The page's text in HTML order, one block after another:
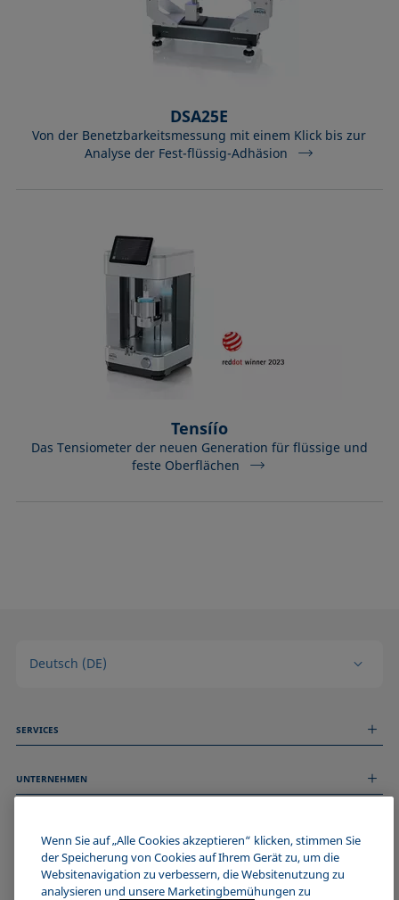
DSA25E
Von der Benetzbarkeitsmessung mit einem Klick bis zur
Analyse der Fest-flüssig-Adhäsion
Tensíío
Das Tensiometer der neuen Generation für flüssige und
feste Oberflächen
Deutsch (DE)
SERVICES
Technischer Service
UNTERNEHMEN
Stellenangebote
Events
Impressum
Datenschutzerklärung
WERDE TEIL DER KRÜSS COMMUNITY
Wenn Sie auf „Alle Cookies akzeptieren“ klicken, stimmen Sie
der Speicherung von Cookies auf Ihrem Gerät zu, um die
Websitenavigation zu verbessern, die Websitenutzung zu
analysieren und unsere Marketingbemühungen zu